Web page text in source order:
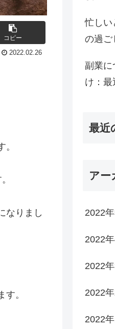
コピー
2022.02.26
なりまし
。
忙しい
の過ご
副業に
け：最
最近
アー
2022
2022
2022
2022
2022